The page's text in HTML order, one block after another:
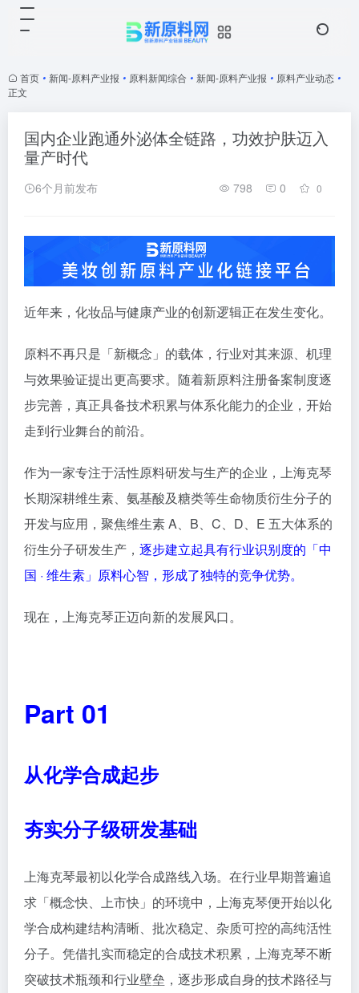
首页 • 新闻-原料产业报 • 原料新闻综合 • 新闻-原料产业报 • 原料产业动态 •
正文
国内企业跑通外泌体全链路，功效护肤迈入
量产时代
6个月前发布 798 0 0
近年来，化妆品与健康产业的创新逻辑正在发生变化。
原料不再只是「新概念」的载体，行业对其来源、机理
与效果验证提出更高要求。随着新原料注册备案制度逐
步完善，真正具备技术积累与体系化能力的企业，开始
走到行业舞台的前沿。
作为一家专注于活性原料研发与生产的企业，上海克琴
长期深耕维生素、氨基酸及糖类等生命物质衍生分子的
开发与应用，聚焦维生素 A、B、C、D、E 五大体系的
衍生分子研发生产， 逐步建立起具有行业识别度的「中
国 · 维生素」原料心智，形成了独特的竞争优势。
现在，上海克琴正迈向新的发展风口。
Part 01
从化学合成起步
夯实分子级研发基础
上海克琴最初以化学合成路线入场。在行业早期普遍追
求「概念快、上市快」的环境中，上海克琴便开始以化
学合成构建结构清晰、批次稳定、杂质可控的高纯活性
分子。凭借扎实而稳定的合成技术积累，上海克琴不断
突破技术瓶颈和行业壁垒，逐步形成自身的技术路径与